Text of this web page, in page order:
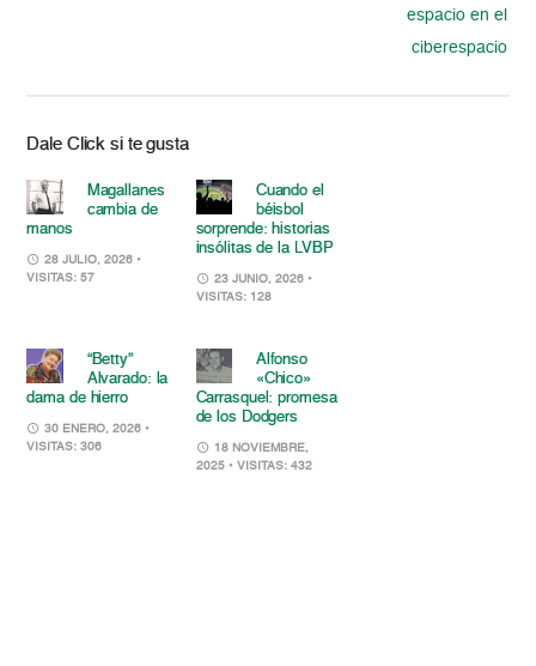
espacio en el
ciberespacio
Dale Click si te gusta
Magallanes
cambia de
manos
28 JULIO, 2026 •
VISITAS: 57
Cuando el
béisbol
sorprende: historias
insólitas de la LVBP
23 JUNIO, 2026 •
VISITAS: 128
“Betty”
Alvarado: la
dama de hierro
30 ENERO, 2026 •
VISITAS: 306
Alfonso
«Chico»
Carrasquel: promesa
de los Dodgers
18 NOVIEMBRE,
2025 • VISITAS: 432